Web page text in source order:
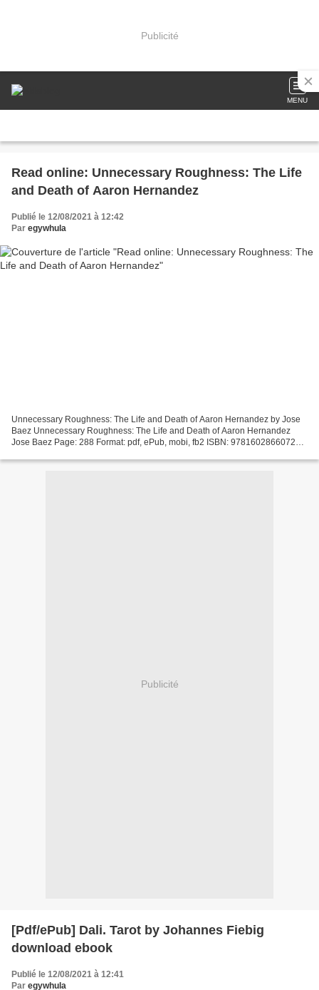
Publicité
MENU
Read online: Unnecessary Roughness: The Life
and Death of Aaron Hernandez
Publié le 12/08/2021 à 12:42
Par egywhula
Unnecessary Roughness: The Life and Death of Aaron Hernandez by Jose
Baez Unnecessary Roughness: The Life and Death of Aaron Hernandez
Jose Baez Page: 288 Format: pdf, ePub, mobi, fb2 ISBN: 9781602866072
Publicité
[Pdf/ePub] Dali. Tarot by Johannes Fiebig
download ebook
Publié le 12/08/2021 à 12:41
Par egywhula